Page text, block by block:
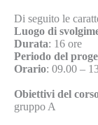
Di seguito le
Luogo di
Durata: 16 ore
Periodo del
Orario: 09.00 –
Obiettivi del
gruppo A